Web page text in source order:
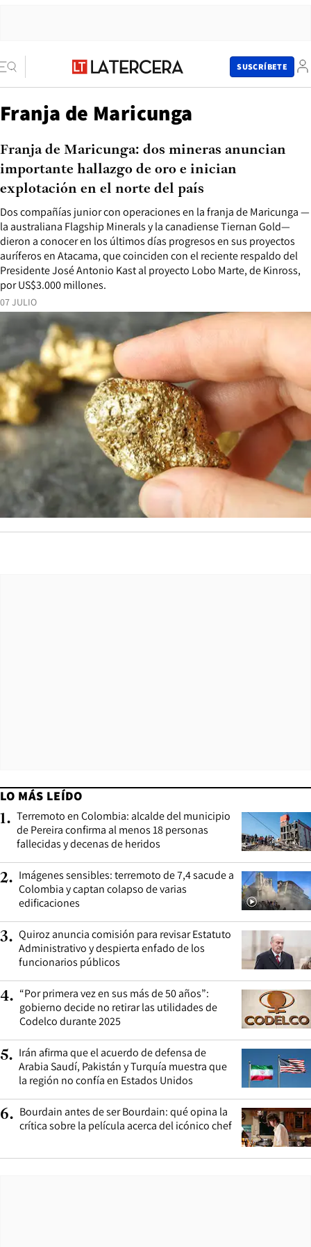
SUSCRÍBETE
Franja de Maricunga
07 JULIO
Dos compañías junior con operaciones en la franja de Maricunga —
la australiana Flagship Minerals y la canadiense Tiernan Gold—
dieron a conocer en los últimos días progresos en sus proyectos
auríferos en Atacama, que coinciden con el reciente respaldo del
Presidente José Antonio Kast al proyecto Lobo Marte, de Kinross,
por US$3.000 millones.
Franja de Maricunga: dos mineras anuncian
importante hallazgo de oro e inician
explotación en el norte del país
LO MÁS LEÍDO
1. Terremoto en Colombia: alcalde del municipio
de Pereira confirma al menos 18 personas
fallecidas y decenas de heridos
2. Imágenes sensibles: terremoto de 7,4 sacude a
Colombia y captan colapso de varias
edificaciones
3. Quiroz anuncia comisión para revisar Estatuto
Administrativo y despierta enfado de los
funcionarios públicos
4. “Por primera vez en sus más de 50 años”:
gobierno decide no retirar las utilidades de
Codelco durante 2025
5. Irán afirma que el acuerdo de defensa de
Arabia Saudí, Pakistán y Turquía muestra que
la región no confía en Estados Unidos
6. Bourdain antes de ser Bourdain: qué opina la
crítica sobre la película acerca del icónico chef